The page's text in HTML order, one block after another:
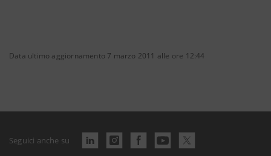
Data ultimo aggiornamento 7 marzo 2011 alle ore 12:44
Seguici anche su